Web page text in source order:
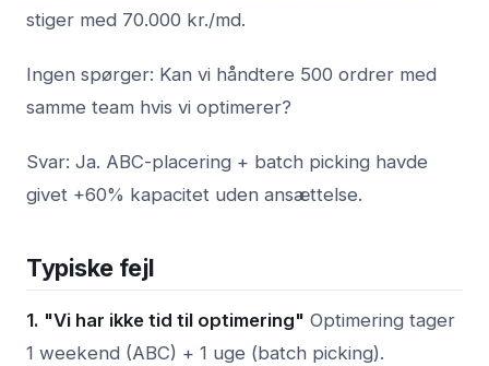
stiger med 70.000 kr./md.
Ingen spørger: Kan vi håndtere 500 ordrer med
samme team hvis vi optimerer?
Svar: Ja. ABC-placering + batch picking havde
givet +60% kapacitet uden ansættelse.
Typiske fejl
1. "Vi har ikke tid til optimering" Optimering tager
1 weekend (ABC) + 1 uge (batch picking).